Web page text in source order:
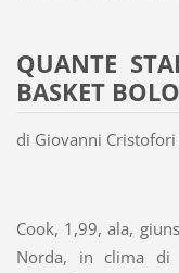
QUANTE
BASKET
di Giovanni
Cook, 1,99, ala,
Norda, in clima di